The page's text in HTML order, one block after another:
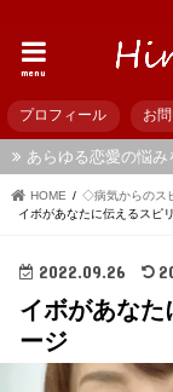
menu
プロフィール お
あらゆる恋愛の悩
HOME ◇病気からのス
イボがあなたに伝えるスピ
2022.09.26
イボがあなた
ージ